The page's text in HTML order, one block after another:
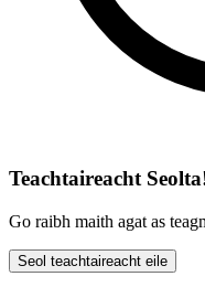
Teachtaireacht
Go raibh maith agat as
Seol teachtaireacht eile